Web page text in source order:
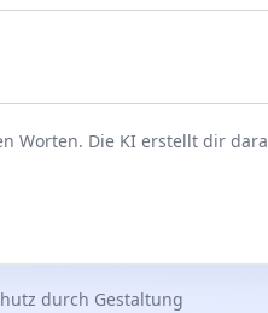
Worten. Die KI erstellt dir
durch Gestaltung